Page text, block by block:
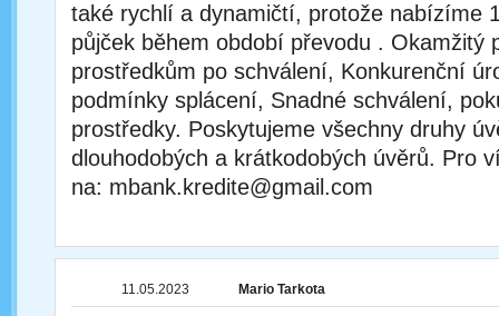
také rychlí a dynamičtí, protože nabízíme
půjček během období převodu . Okamžitý
prostředkům po schválení, Konkurenční
podmínky splácení, Snadné schválení,
prostředky. Poskytujeme všechny druhy
dlouhodobých a krátkodobých úvěrů. Pro
na: mbank.kredite@gmail.com
11.05.2023 Mario Tarkota